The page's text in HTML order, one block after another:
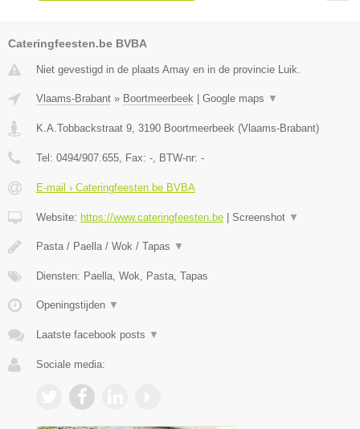
Cateringfeesten.be BVBA
Niet gevestigd in de plaats Amay en in de provincie Luik.
Vlaams-Brabant » Boortmeerbeek Google maps ▼
K.A.Tobbackstraat 9 3190 Boortmeerbeek (Vlaams-Brabant)
Tel: 0494/907.655 , Fax: - , BTW-nr: -
E-mail › Cateringfeesten.be BVBA
Website: https://www.cateringfeesten.be Screenshot ▼
Pasta / Paella / Wok / Tapas ▼
Diensten: Paella, Wok, Pasta, Tapas
Openingstijden ▼
Laatste facebook posts ▼
Sociale media: